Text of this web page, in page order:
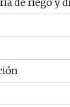
de riego y